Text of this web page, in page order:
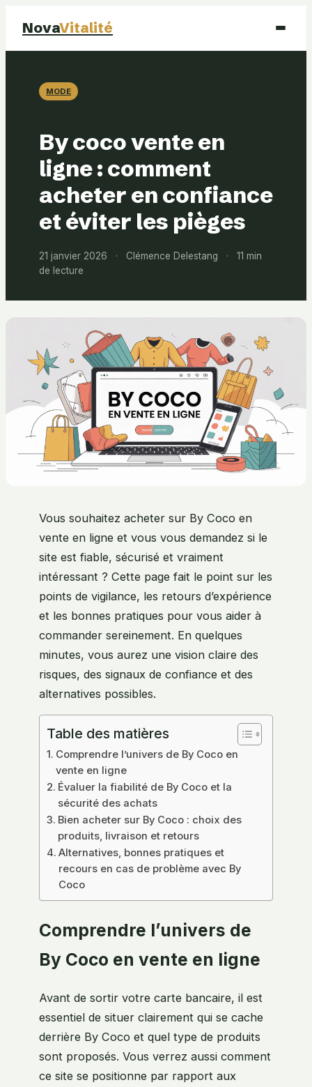
NovaVitalité
Santé
Mode
Bien-être
MODE
By coco vente en
ligne : comment
acheter en confiance
et éviter les pièges
21 janvier 2026 · Clémence Delestang ·
11 min
de lecture
Vous souhaitez acheter sur By Coco en
vente en ligne et vous vous demandez si le
site est fiable, sécurisé et vraiment
intéressant ? Cette page fait le point sur les
points de vigilance, les retours d’expérience
et les bonnes pratiques pour vous aider à
commander sereinement. En quelques
minutes, vous aurez une vision claire des
risques, des signaux de confiance et des
alternatives possibles.
Table des matières
Comprendre l’univers de By Coco en
vente en ligne
Évaluer la fiabilité de By Coco et la
sécurité des achats
Bien acheter sur By Coco : choix des
produits, livraison et retours
Alternatives, bonnes pratiques et
recours en cas de problème avec By
Coco
Comprendre l’univers de
By Coco en vente en ligne
Avant de sortir votre carte bancaire, il est
essentiel de situer clairement qui se cache
derrière By Coco et quel type de produits
sont proposés. Vous verrez aussi comment
ce site se positionne par rapport aux